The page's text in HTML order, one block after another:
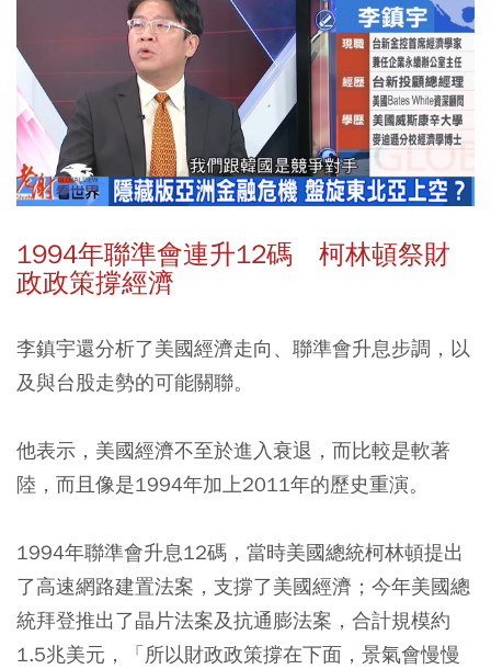
1994年聯準會連升12碼 柯林頓祭財
政政策撐經濟
李鎮宇還分析了美國經濟走向、聯準會升息步調，以
及與台股走勢的可能關聯。
他表示，美國經濟不至於進入衰退，而比較是軟著
陸，而且像是1994年加上2011年的歷史重演。
1994年聯準會升息12碼，當時美國總統柯林頓提出
了高速網路建置法案，支撐了美國經濟；今年美國總
統拜登推出了晶片法案及抗通膨法案，合計規模約
1.5兆美元，「所以財政政策撐在下面，景氣會慢慢